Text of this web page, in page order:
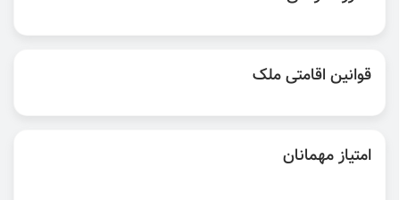
قوانین اقامتی ملک
امتیاز مهمانان